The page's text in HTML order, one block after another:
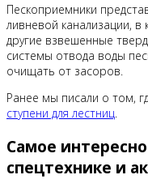
Пескоприемники
ливневой канализации, в
другие взвешенные
системы отвода воды
очищать от засоров.
Ранее мы писали о том,
ступени для лестниц
Самое
спецтехнике и